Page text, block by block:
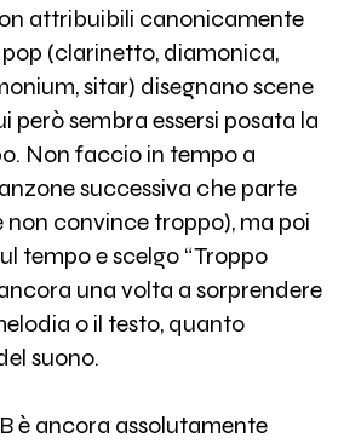
attribuibili canonicamente
pop (clarinetto, diamonica,
sitar) disegnano scene
però sembra essersi posata la
Non faccio in tempo a
successiva che parte
non convince troppo), ma poi
tempo e scelgo “Troppo
una volta a sorprendere
o il testo, quanto
suono.
è ancora assolutamente